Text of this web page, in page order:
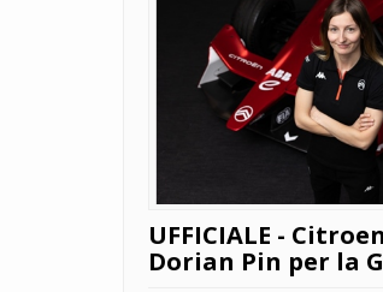
UFFICIALE -
Dorian Pin per la